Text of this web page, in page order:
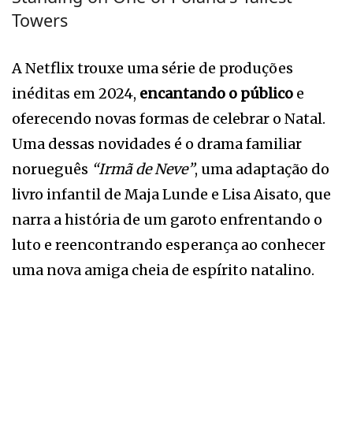
Towers
A Netflix trouxe uma série de produções
inéditas em 2024, encantando o público e
oferecendo novas formas de celebrar o Natal.
Uma dessas novidades é o drama familiar
norueguês “Irmã de Neve”, uma adaptação do
livro infantil de Maja Lunde e Lisa Aisato, que
narra a história de um garoto enfrentando o
luto e reencontrando esperança ao conhecer
uma nova amiga cheia de espírito natalino.